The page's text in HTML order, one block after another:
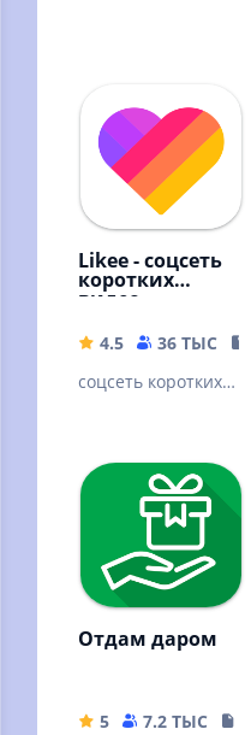
Likee - соцсеть
коротких
видео
4.5 36 ТЫС
соцсеть коротких
Отдам даром
5 7.2 ТЫС